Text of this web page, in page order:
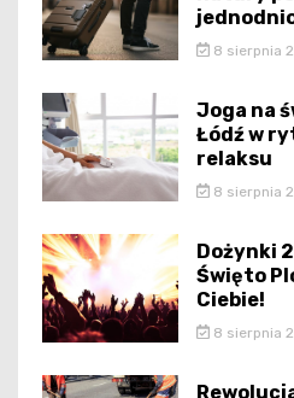
8 sierpnia
Joga na
Łódź w
relaksu
8 sierpnia
Dożynki
Święto
Ciebie!
8 sierpnia